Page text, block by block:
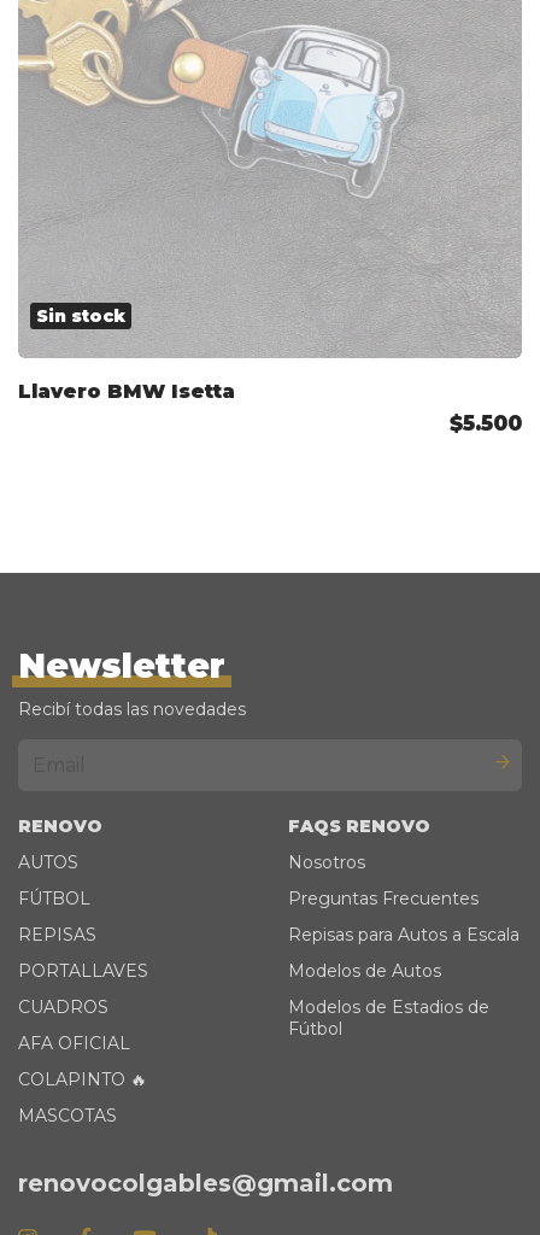
Sin stock
Llavero BMW Isetta
$5.500
Newsletter
Recibí todas las novedades
RENOVO
AUTOS
FÚTBOL
REPISAS
PORTALLAVES
CUADROS
AFA OFICIAL
COLAPINTO 🔥
MASCOTAS
FAQS RENOVO
Nosotros
Preguntas Frecuentes
Repisas para Autos a Escala
Modelos de Autos
Modelos de Estadios de
Fútbol
renovocolgables@gmail.com